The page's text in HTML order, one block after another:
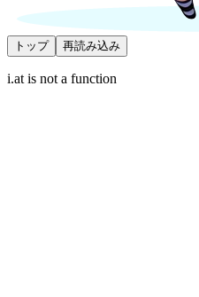
トップ 再読み込み
i.at is not a function